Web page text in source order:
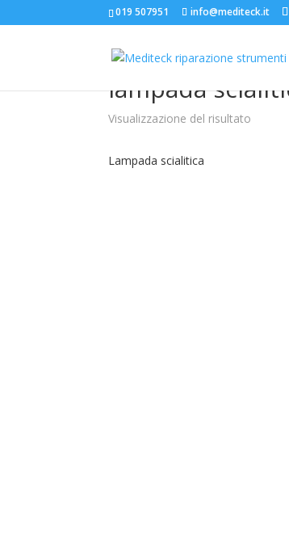
019 507951 info@mediteck.it
Home/ Prodotti taggati “lampada
lampada
Visualizzazione del risultato
Lampada scialitica